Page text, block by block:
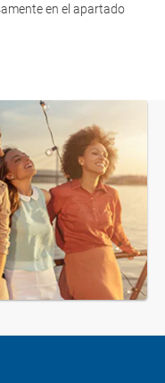
en el apartado